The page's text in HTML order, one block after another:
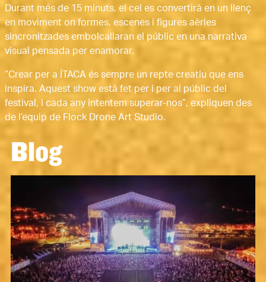
Durant més de 15 minuts, el cel es convertirà en un llenç
en moviment on formes, escenes i figures aèries
sincronitzades embolcallaran el públic en una narrativa
visual pensada per enamorar.
“Crear per a ÍTACA és sempre un repte creatiu que ens
inspira. Aquest show està fet per i per al públic del
festival, i cada any intentem superar-nos”, expliquen des
de l’equip de Flock Drone Art Studio.
Blog